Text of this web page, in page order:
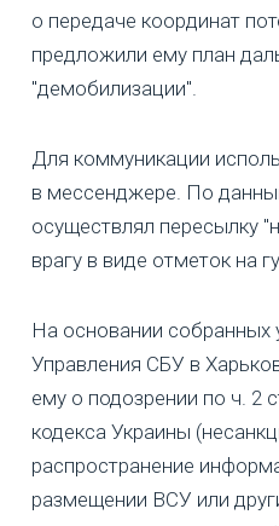
о передаче координат
предложили ему план
"демобилизации".
Для коммуникации
в мессенджере. По
осуществлял пересылку
врагу в виде отметок на
На основании собранных
Управления СБУ в
ему о подозрении по ч. 2
кодекса Украины
распространение
размещении ВСУ или